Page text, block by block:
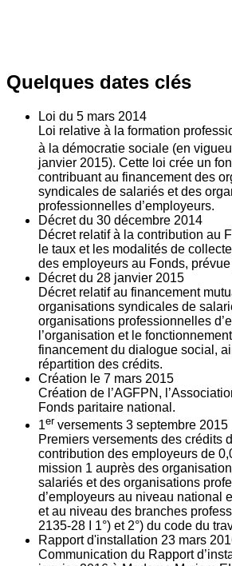
Quelques dates clés
Loi du 5 mars 2014
Loi relative à la formation
à la démocratie sociale (en
janvier 2015). Cette loi crée un
contribuant au financement des
syndicales de salariés et des
professionnelles d’employeurs.
Décret du 30 décembre 2014
Décret relatif à la contribution au
le taux et les modalités de
des employeurs au Fonds,
Décret du 28 janvier 2015
Décret relatif au financement
organisations syndicales de
organisations professionnelles
l’organisation et le
financement du dialogue social,
répartition des crédits.
Création le 7 mars 2015
Création de l’AGFPN,
Fonds paritaire national.
1er versements 3 septembre 2015
Premiers versements des crédits
contribution des employeurs de
mission 1 auprès des
salariés et des organisations
d’employeurs au niveau national
et au niveau des branches
2135‐28 I 1°) et 2°) du code du
Rapport d'installation 23 mars
Communication du Rapport